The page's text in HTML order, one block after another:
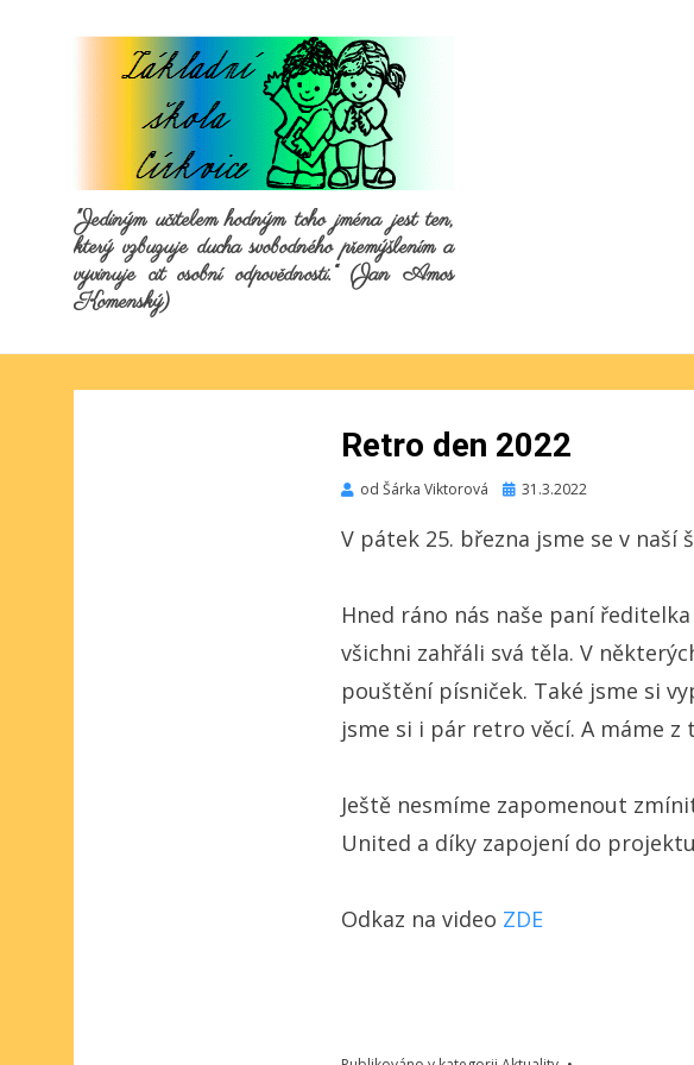
"Jediným učitelem hodným toho jména jest ten,
který vzbuzuje ducha svobodného přemýšlením a
vyvinuje cit osobní odpovědnosti.“ (Jan Amos
Komenský)
Retro den 2022
od Šárka Viktorová Publikováno
31.3.2022
V pátek 25. března jsme se v
Hned ráno nás naše paní
všichni zahřáli svá těla. V
pouštění písniček. Také jsme si
jsme si i pár retro věcí. A máme
Ještě nesmíme zapomenout
United a díky zapojení do
Odkaz na video ZDE